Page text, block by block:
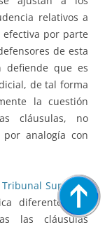
relativos a
por parte
de esta
defiende que es
de tal forma
la cuestión
cláusulas, no
analogía con
Supremo
diferente que
las cláusulas